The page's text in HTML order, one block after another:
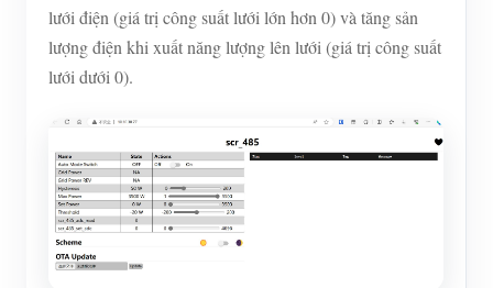
lưới điện (giá trị công suất lưới lớn hơn 0) và tăng sản
lượng điện khi xuất năng lượng lên lưới (giá trị công suất
lưới dưới 0).